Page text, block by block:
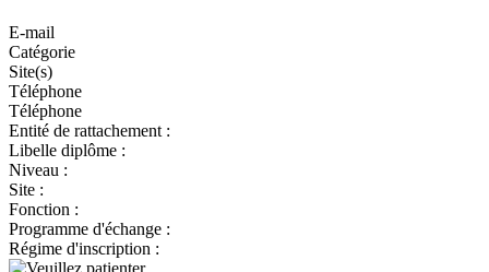
E-mail
Catégorie
Site(s)
Téléphone
Téléphone
Entité de rattachement :
Libelle diplôme :
Niveau :
Site :
Fonction :
Programme d'échange :
Régime d'inscription :